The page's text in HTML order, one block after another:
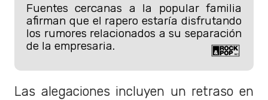
Fuentes cercanas a la popular familia
afirman que el rapero estaría disfrutando
los rumores relacionados a su separación
de la empresaria.
Las alegaciones incluyen un retraso en